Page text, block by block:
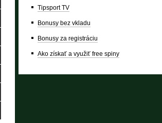
Tipsport TV
Bonusy bez vkladu
Bonusy za registráciu
Ako získať a využiť free spiny